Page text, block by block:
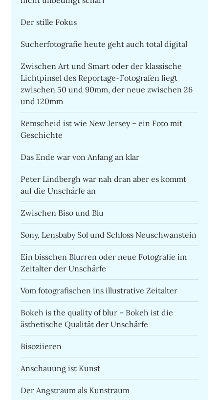
Der stille Fokus
Sucherfotografie heute geht auch total digital
Zwischen Art und Smart oder der klassische
Lichtpinsel des Reportage-Fotografen liegt
zwischen 50 und 90mm, der neue zwischen 26
und 120mm
Remscheid ist wie New Jersey – ein Foto mit
Geschichte
Das Ende war von Anfang an klar
Peter Lindbergh war nah dran aber es kommt
auf die Unschärfe an
Zwischen Biso und Blu
Sony, Lensbaby Sol und Schloss Neuschwanstein
Ein bisschen Blurren oder neue Fotografie im
Zeitalter der Unschärfe
Vom fotografischen ins illustrative Zeitalter
Bokeh is the quality of blur – Bokeh ist die
ästhetische Qualität der Unschärfe
Bisoziieren
Anschauung ist Kunst
Der Angstraum als Kunstraum